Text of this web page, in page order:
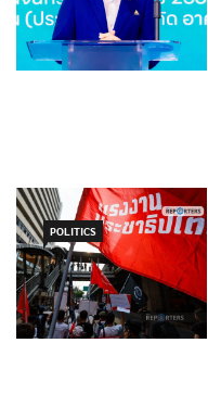
POLITICS
POLITICS